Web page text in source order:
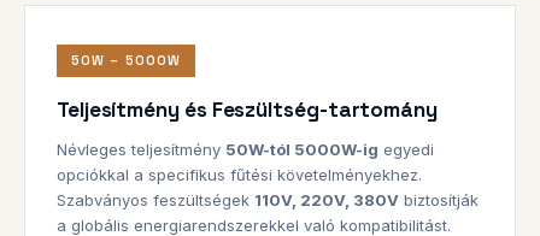
50W – 5000W
Teljesítmény és Feszültség-tartomány
Névleges teljesítmény 50W-tól 5000W-ig egyedi
opciókkal a specifikus fűtési követelményekhez.
Szabványos feszültségek 110V, 220V, 380V biztosítják
a globális energiarendszerekkel való kompatibilitást.